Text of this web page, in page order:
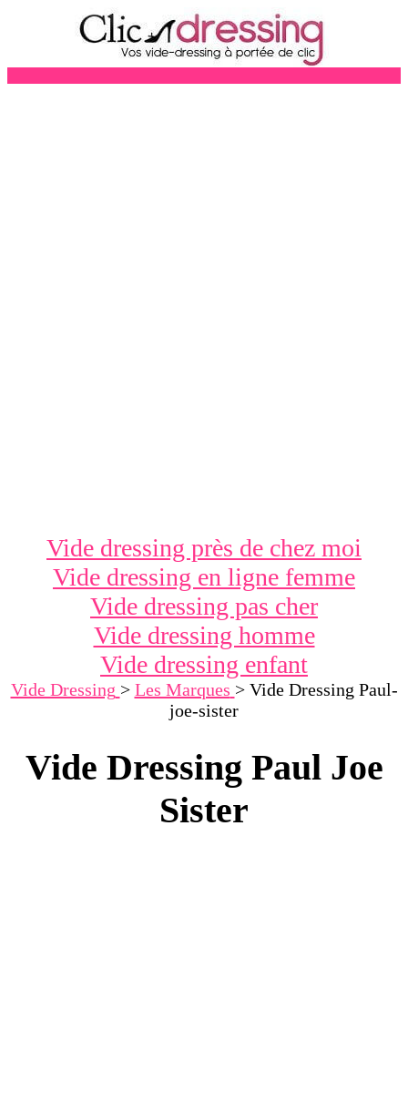
Vide dressing près de chez moi
Vide dressing en ligne femme
Vide dressing pas cher
Vide dressing homme
Vide dressing enfant
Vide Dressing > Les Marques > Vide Dressing Paul-
joe-sister
Vide Dressing Paul Joe
Sister